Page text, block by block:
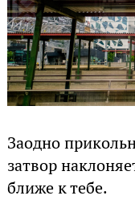
Заодно
затвор
ближе к тебе.